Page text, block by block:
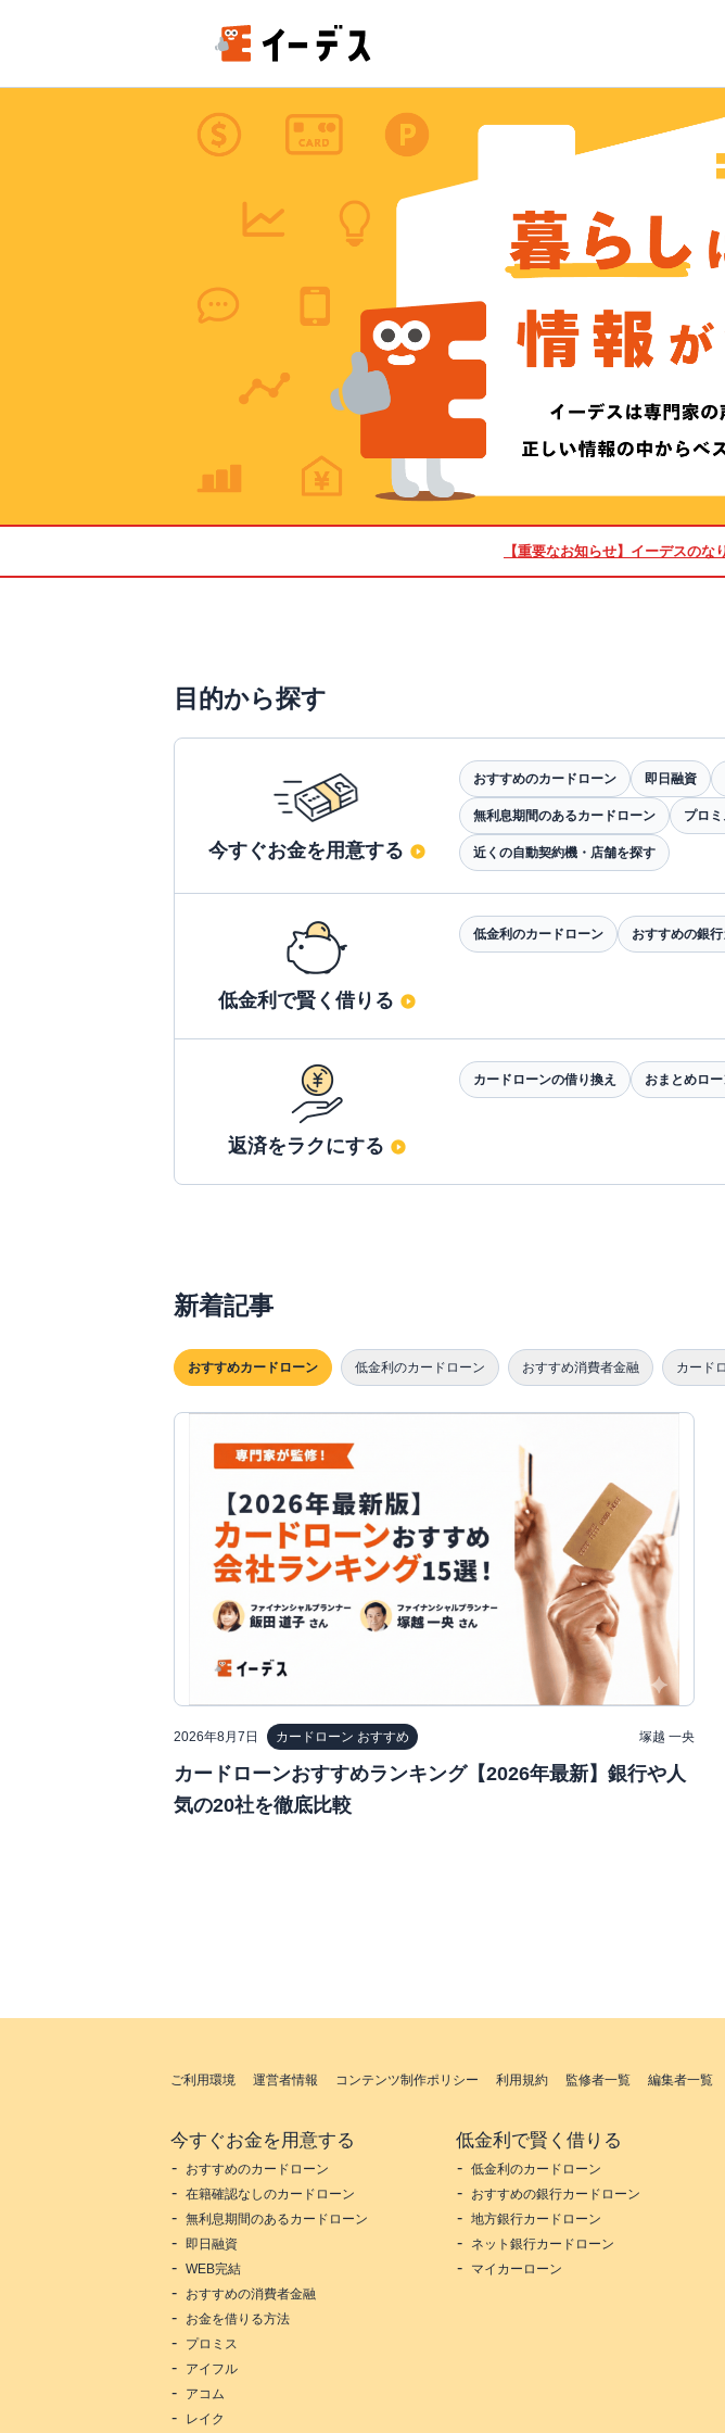
【重要なお知らせ】 イーデスのな
目的から探す
今すぐお金を用意する
おすすめのカードローン 即日融資
無利息期間のあるカードローン プロミ
近くの自動契約機・店舗を探す
低金利で賢く借りる
低金利のカードローン おすすめの銀
返済をラクにする
カードローンの借り換え おまとめロ
新着記事
おすすめカードローン 低金利のカードローン おすすめ消費者金融 カード
2026年8月7日 カードローン おすすめ 塚越 一央
カードローンおすすめランキング【2026年最新】銀行や人
気の20社を徹底比較
ご利用環境 運営者情報 コンテンツ制作ポリシー 利用規約 監修者一覧 編集者一覧
今すぐお金を用意する
おすすめのカードローン
在籍確認なしのカードローン
無利息期間のあるカードローン
即日融資
WEB完結
おすすめの消費者金融
お金を借りる方法
プロミス
アイフル
アコム
レイク
低金利で賢く借りる
低金利のカードローン
おすすめの銀行カードローン
地方銀行カードローン
ネット銀行カードローン
マイカーローン